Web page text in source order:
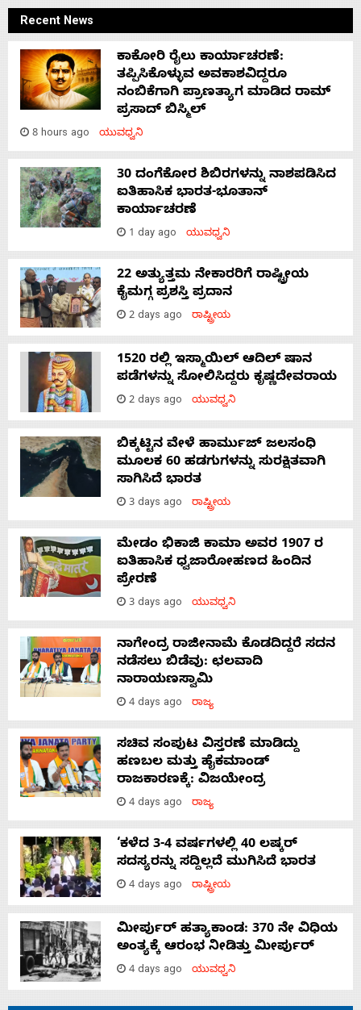
Recent News
ಕಾಕೋರಿ ರೈಲು ಕಾರ್ಯಾಚರಣೆ:
ತಪ್ಪಿಸಿಕೊಳ್ಳುವ ಅವಕಾಶವಿದ್ದರೂ
ನಂಬಿಕೆಗಾಗಿ ಪ್ರಾಣತ್ಯಾಗ ಮಾಡಿದ ರಾಮ್
ಪ್ರಸಾದ್ ಬಿಸ್ಮಿಲ್
8 hours ago ಯುವಧ್ವನಿ
30 ದಂಗೆಕೋರ ಶಿಬಿರಗಳನ್ನು ನಾಶಪಡಿಸಿದ
ಐತಿಹಾಸಿಕ ಭಾರತ-ಭೂತಾನ್
ಕಾರ್ಯಾಚರಣೆ
1 day ago ಯುವಧ್ವನಿ
22 ಅತ್ಯುತ್ತಮ ನೇಕಾರರಿಗೆ ರಾಷ್ಟ್ರೀಯ
ಕೈಮಗ್ಗ ಪ್ರಶಸ್ತಿ ಪ್ರದಾನ
2 days ago ರಾಷ್ಟ್ರೀಯ
1520 ರಲ್ಲಿ ಇಸ್ಮಾಯಿಲ್ ಆದಿಲ್ ಷಾನ
ಪಡೆಗಳನ್ನು ಸೋಲಿಸಿದ್ದರು ಕೃಷ್ಣದೇವರಾಯ
2 days ago ಯುವಧ್ವನಿ
ಬಿಕ್ಕಟ್ಟಿನ ವೇಳೆ ಹಾರ್ಮುಜ್ ಜಲಸಂಧಿ
ಮೂಲಕ 60 ಹಡಗುಗಳನ್ನು ಸುರಕ್ಷಿತವಾಗಿ
ಸಾಗಿಸಿದೆ ಭಾರತ
3 days ago ರಾಷ್ಟ್ರೀಯ
ಮೇಡಂ ಭಿಕಾಜಿ ಕಾಮಾ ಅವರ 1907 ರ
ಐತಿಹಾಸಿಕ ಧ್ವಜಾರೋಹಣದ ಹಿಂದಿನ
ಪ್ರೇರಣೆ
3 days ago ಯುವಧ್ವನಿ
ನಾಗೇಂದ್ರ ರಾಜೀನಾಮೆ ಕೊಡದಿದ್ದರೆ ಸದನ
ನಡೆಸಲು ಬಿಡೆವು: ಛಲವಾದಿ
ನಾರಾಯಣಸ್ವಾಮಿ
4 days ago ರಾಜ್ಯ
ಸಚಿವ ಸಂಪುಟ ವಿಸ್ತರಣೆ ಮಾಡಿದ್ದು
ಹಣಬಲ ಮತ್ತು ಹೈಕಮಾಂಡ್
ರಾಜಕಾರಣಕ್ಕೆ: ವಿಜಯೇಂದ್ರ
4 days ago ರಾಜ್ಯ
‘ಕಳೆದ 3-4 ವರ್ಷಗಳಲ್ಲಿ 40 ಲಷ್ಕರ್
ಸದಸ್ಯರನ್ನು ಸದ್ದಿಲ್ಲದೆ ಮುಗಿಸಿದೆ ಭಾರತ
4 days ago ರಾಷ್ಟ್ರೀಯ
ಮೀರ್ಪುರ್ ಹತ್ಯಾಕಾಂಡ: 370 ನೇ ವಿಧಿಯ
ಅಂತ್ಯಕ್ಕೆ ಆರಂಭ ನೀಡಿತ್ತು ಮೀರ್ಪುರ್
4 days ago ಯುವಧ್ವನಿ